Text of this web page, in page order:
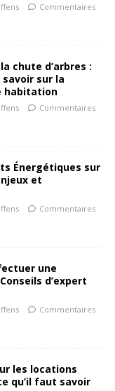
Commentaires
chute d’arbres :
sur la
habitation
Commentaires
Énergétiques sur
et
Commentaires
une
d’expert
Commentaires
les locations
qu’il faut savoir